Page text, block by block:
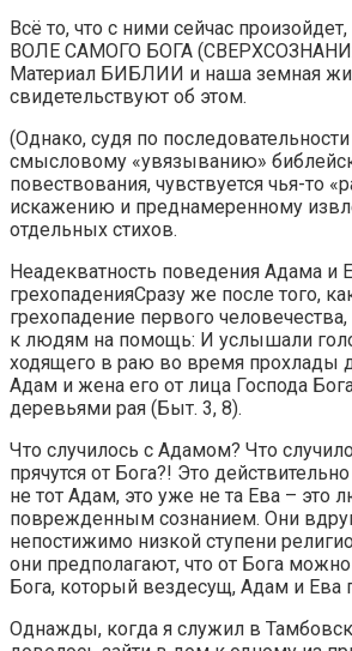
Всё то, что с ними сейчас
ВОЛЕ САМОГО БОГА
Материал БИБЛИИ и наша земная
свидетельствуют об этом.
(Однако, судя по
смысловому «увязыванию»
повествования, чувствуется чья-то
искажению и преднамеренному
отдельных стихов.
Неадекватность поведения Адама и
грехопаденияСразу же после того,
грехопадение первого
к людям на помощь: И услышали
ходящего в раю во время прохлады
Адам и жена его от лица Господа
деревьями рая (Быт. 3, 8).
Что случилось с Адамом? Что
прячутся от Бога?! Это
не тот Адам, это уже не та Ева – это
поврежденным сознанием. Они
непостижимо низкой ступени
они предполагают, что от Бога можно
Бога, который вездесущ, Адам и Ева
Однажды, когда я служил в